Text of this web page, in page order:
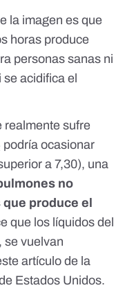
la imagen es que
horas produce
personas sanas ni
acidifica el
realmente sufre
podría ocasionar
a 7,30), una
no
produce el
que los líquidos del
se vuelvan
artículo de la
Estados Unidos.